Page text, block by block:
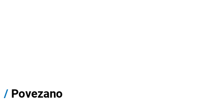
/ Povezano